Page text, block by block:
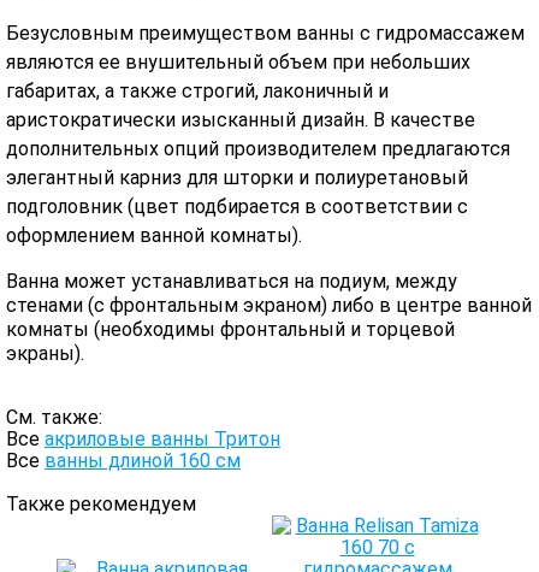
Безусловным преимуществом ванны с гидромассажем
являются ее внушительный объем при небольших
габаритах, а также строгий, лаконичный и
аристократически изысканный дизайн. В качестве
дополнительных опций производителем предлагаются
элегантный карниз для шторки и полиуретановый
подголовник (цвет подбирается в соответствии с
оформлением ванной комнаты).
Ванна может устанавливаться на подиум, между
стенами (с фронтальным экраном) либо в центре ванной
комнаты (необходимы фронтальный и торцевой
экраны).
См. также:
Все акриловые ванны Тритон
Все ванны длиной 160 см
Также рекомендуем